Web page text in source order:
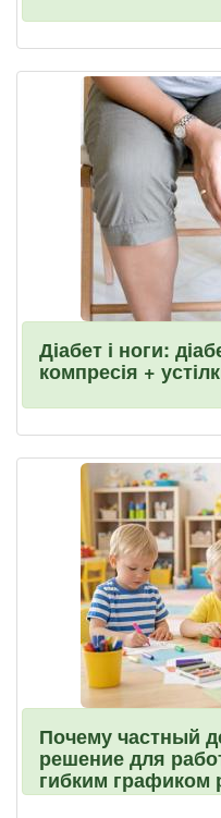
Діабет і ноги:
компресія +
Почему частный
решение для
гибким графиком